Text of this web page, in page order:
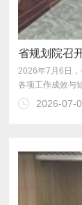
省规划院召
务，进一步统一
2026-07-